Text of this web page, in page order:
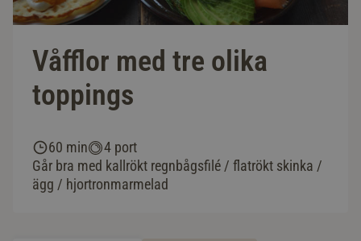
Våfflor med tre olika
toppings
60 min
4 port
Går bra med kallrökt regnbågsfilé / flatrökt skinka /
ägg / hjortronmarmelad